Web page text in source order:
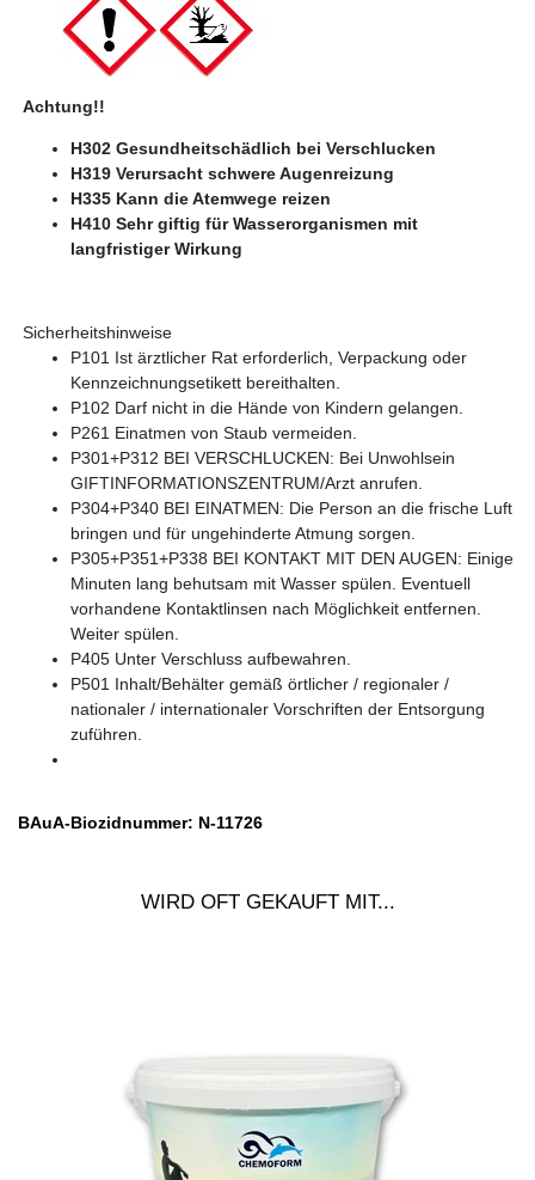
Achtung!!
H302 Gesundheitschädlich bei Verschlucken
H319 Verursacht schwere Augenreizung
H335 Kann die Atemwege reizen
H410 Sehr giftig für Wasserorganismen mit
langfristiger Wirkung
Sicherheitshinweise
P101 Ist ärztlicher Rat erforderlich, Verpackung oder
Kennzeichnungsetikett bereithalten.
P102 Darf nicht in die Hände von Kindern gelangen.
P261 Einatmen von Staub vermeiden.
P301+P312 BEI VERSCHLUCKEN: Bei Unwohlsein
GIFTINFORMATIONSZENTRUM/Arzt anrufen.
P304+P340 BEI EINATMEN: Die Person an die frische Luft
bringen und für ungehinderte Atmung sorgen.
P305+P351+P338 BEI KONTAKT MIT DEN AUGEN: Einige
Minuten lang behutsam mit Wasser spülen. Eventuell
vorhandene Kontaktlinsen nach Möglichkeit entfernen.
Weiter spülen.
P405 Unter Verschluss aufbewahren.
P501 Inhalt/Behälter gemäß örtlicher / regionaler /
nationaler / internationaler Vorschriften der Entsorgung
zuführen.
BAuA-Biozidnummer: N-11726
WIRD OFT GEKAUFT MIT...